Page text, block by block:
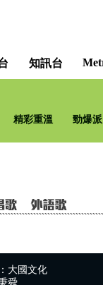
知訊台
精彩重溫 勁爆
大國文化
舜